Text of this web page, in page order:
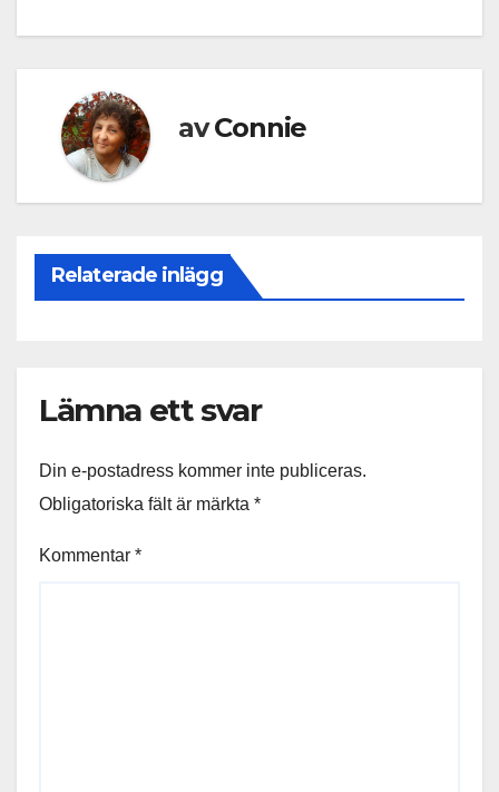
avConnie
Relaterade inlägg
Lämna ett svar
Din e-postadress kommer inte publiceras.
Obligatoriska fält är märkta *
Kommentar *